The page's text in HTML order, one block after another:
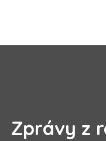
Zprávy z